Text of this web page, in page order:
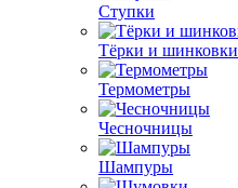
Ступки
Тёрки и шинковки
Термометры
Чесночницы
Шампуры